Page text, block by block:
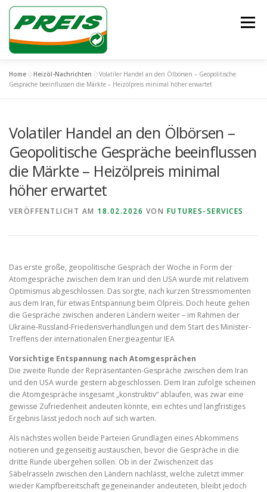
Zum
springen
Menü
ÜBER UNS HEIZÖL/DIESEL ENTSORGUNG
UNSER TEAM KONTAKT
Home »Heizöl-Nachrichten »Volatiler Handel an den Ölbörsen – Geopolitische
Gespräche beeinflussen die Märkte – Heizölpreis minimal höher erwartet
Volatiler Handel an den Ölbörsen –
Geopolitische Gespräche beeinflussen
die Märkte – Heizölpreis minimal
höher erwartet
VERÖFFENTLICHT AM 18.02.2026 VON FUTURES-SERVICES
Das erste große, geopolitische Gespräch der Woche in Form der
Atomgespräche zwischen dem Iran und den USA wurde mit relativem
Optimismus abgeschlossen. Das sorgte, nach kurzen Stressmomenten
aus dem Iran, für etwas Entspannung beim Ölpreis. Doch heute gehen
die Gespräche zwischen anderen Ländern weiter – im Rahmen der
Ukraine-Russland-Friedensverhandlungen und dem Start des Minister-
Treffens der internationalen Energieagentur IEA
Vorsichtige Entspannung nach Atomgesprächen
Die zweite Runde der Repräsentanten-Gespräche zwischen dem Iran
und den USA wurde gestern abgeschlossen. Dem Iran zufolge scheinen
die Atomgespräche insgesamt „konstruktiv“ ablaufen, was zwar eine
gewisse Zufriedenheit andeuten könnte, ein echtes und langfristiges
Ergebnis lässt jedoch noch auf sich warten.
Als nächstes wollen beide Parteien Grundlagen eines Abkommens
notieren und gegenseitig austauschen, bevor die Gespräche in die
dritte Runde übergehen sollen. Ob in der Zwischenzeit das
Säbelrasseln zwischen den Ländern nachlässt, welche zuletzt immer
wieder Kampfbereitschaft gegeneinander andeuteten, bleibt jedoch